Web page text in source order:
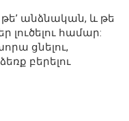
անձնական, և թե
լուծելու համար:
ցնելու,
բերելու